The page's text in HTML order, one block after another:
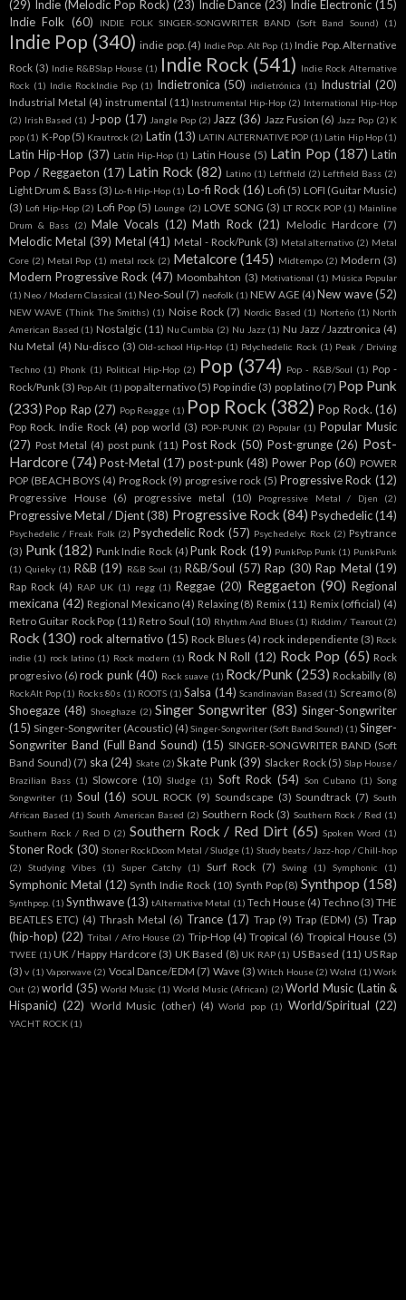
(29) Indie (Melodic Pop Rock) (23) Indie Dance (23) Indie Electronic (15)
Indie Folk (60) INDIE FOLK SINGER-SONGWRITER BAND (Soft Band Sound) (1)
Indie Pop (340) indie pop. (4) Indie Pop. Alt Pop (1) Indie Pop. Alternative
Rock (3) Indie R&BSlap House (1) Indie Rock (541) Indie Rock Alternative
Rock (1) Indie RockIndie Pop (1) Indietronica (50) indietrónica (1) Industrial (20)
Industrial Metal (4) instrumental (11) Instrumental Hip-Hop (2) International Hip-Hop
(2) Irish Based (1) J-pop (17) Jangle Pop (2) Jazz (36) Jazz Fusion (6) Jazz Pop (2) K
pop (1) K-Pop (5) Krautrock (2) Latin (13) LATIN ALTERNATIVE POP (1) Latin Hip Hop (1)
Latin Hip-Hop (37) Latín Hip-Hop (1) Latin House (5) Latin Pop (187) Latin
Pop / Reggaeton (17) Latin Rock (82) Latino (1) Leftfield (2) Leftfield Bass (2)
Light Drum & Bass (3) Lo-fi Hip-Hop (1) Lo-fi Rock (16) Lofi (5) LOFI (Guitar Music)
(3) Lofi Hip-Hop (2) Lofi Pop (5) Lounge (2) LOVE SONG (3) LT ROCK POP (1) Mainline
Drum & Bass (2) Male Vocals (12) Math Rock (21) Melodic Hardcore (7)
Melodic Metal (39) Metal (41) Metal - Rock/Punk (3) Metal alternativo (2) Metal
Core (2) Metal Pop (1) metal rock (2) Metalcore (145) Midtempo (2) Modern (3)
Modern Progressive Rock (47) Moombahton (3) Motivational (1) Música Popular
(1) Neo / Modern Classical (1) Neo-Soul (7) neofolk (1) NEW AGE (4) New wave (52)
NEW WAVE (Think The Smiths) (1) Noise Rock (7) Nordic Based (1) Norteño (1) North
American Based (1) Nostalgic (11) Nu Cumbia (2) Nu Jazz (1) Nu Jazz / Jazztronica (4)
Nu Metal (4) Nu-disco (3) Old-school Hip-Hop (1) Pdychedelic Rock (1) Peak / Driving
Techno (1) Phonk (1) Political Hip-Hop (2) Pop (374) Pop - R&B/Soul (1) Pop -
Rock/Punk (3) Pop Alt (1) pop alternativo (5) Pop indie (3) pop latino (7) Pop Punk
(233) Pop Rap (27) Pop Reagge (1) Pop Rock (382) Pop Rock. (16)
Pop Rock. Indie Rock (4) pop world (3) POP-PUNK (2) Popular (1) Popular Music
(27) Post Metal (4) post punk (11) Post Rock (50) Post-grunge (26) Post-
Hardcore (74) Post-Metal (17) post-punk (48) Power Pop (60) POWER
POP (BEACH BOYS (4) Prog Rock (9) progresive rock (5) Progressive Rock (12)
Progressive House (6) progressive metal (10) Progressive Metal / Djen (2)
Progressive Metal / Djent (38) Progressive Rock (84) Psychedelic(14)
Psychedelic / Freak Folk (2) Psychedelic Rock (57) Psychedelyc Rock (2) Psytrance
(3) Punk (182) Punk Indie Rock (4) Punk Rock (19) PunkPop Punk (1) PunkPunk
(1) Quieky (1) R&B (19) R&B Soul (1) R&B/Soul (57) Rap (30) Rap Metal (19)
Rap Rock (4) RAP UK (1) regg (1) Reggae (20) Reggaeton (90) Regional
mexicana (42) Regional Mexicano (4) Relaxing (8) Remix (11) Remix (official) (4)
Retro Guitar Rock Pop (11) Retro Soul (10) Rhythm And Blues (1) Riddim / Tearout (2)
Rock (130) rock alternativo (15) Rock Blues (4) rock independiente (3) Rock
indie (1) rock latino (1) Rock modern (1) Rock N Roll (12) Rock Pop (65) Rock
progresivo (6) rock punk (40) Rock suave (1) Rock/Punk (253) Rockabilly (8)
RockAlt Pop (1) Rocks 80s (1) ROOTS (1) Salsa (14) Scandinavian Based (1) Screamo (8)
Shoegaze (48) Shoeghaze (2) Singer Songwriter (83) Singer-Songwriter
(15) Singer-Songwriter (Acoustic) (4) Singer-Songwriter (Soft Band Sound) (1) Singer-
Songwriter Band (Full Band Sound) (15) SINGER-SONGWRITER BAND (Soft
Band Sound) (7) ska (24) Skate (2) Skate Punk (39) Slacker Rock (5) Slap House /
Brazilian Bass (1) Slowcore (10) Sludge (1) Soft Rock (54) Son Cubano (1) Song
Songwriter (1) Soul (16) SOUL ROCK (9) Soundscape (3) Soundtrack (7) South
African Based (1) South American Based (2) Southern Rock (3) Southern Rock / Red (1)
Southern Rock / Red D (2) Southern Rock / Red Dirt (65) Spoken Word (1)
Stoner Rock (30) Stoner RockDoom Metal / Sludge (1) Study beats / Jazz-hop / Chill-hop
(2)
Studying Vibes (1) Super Catchy (1) Surf Rock (7) Swing (1) Symphonic (1)
Symphonic Metal (12) Synth Indie Rock (10) Synth Pop (8) Synthpop (158)
Synthpop. (1) Synthwave (13) tAlternative Metal (1) Tech House (4) Techno (3) THE
BEATLES ETC) (4) Thrash Metal (6) Trance (17) Trap (9) Trap (EDM) (5) Trap
(hip-hop) (22) Tribal / Afro House (2) Trip-Hop (4) Tropical (6) Tropical House (5)
TWEE (1) UK / Happy Hardcore (3) UK Based (8) UK RAP (1) US Based (11) US Rap
(3) v (1) Vaporwave (2) Vocal Dance/EDM (7) Wave (3) Witch House (2) Wolrd (1) Work
Out (2) world (35) World Music (1) World Music (African) (2) World Music (Latin &
Hispanic) (22) World Music (other) (4) World pop (1) World/Spiritual (22)
YACHT ROCK (1)